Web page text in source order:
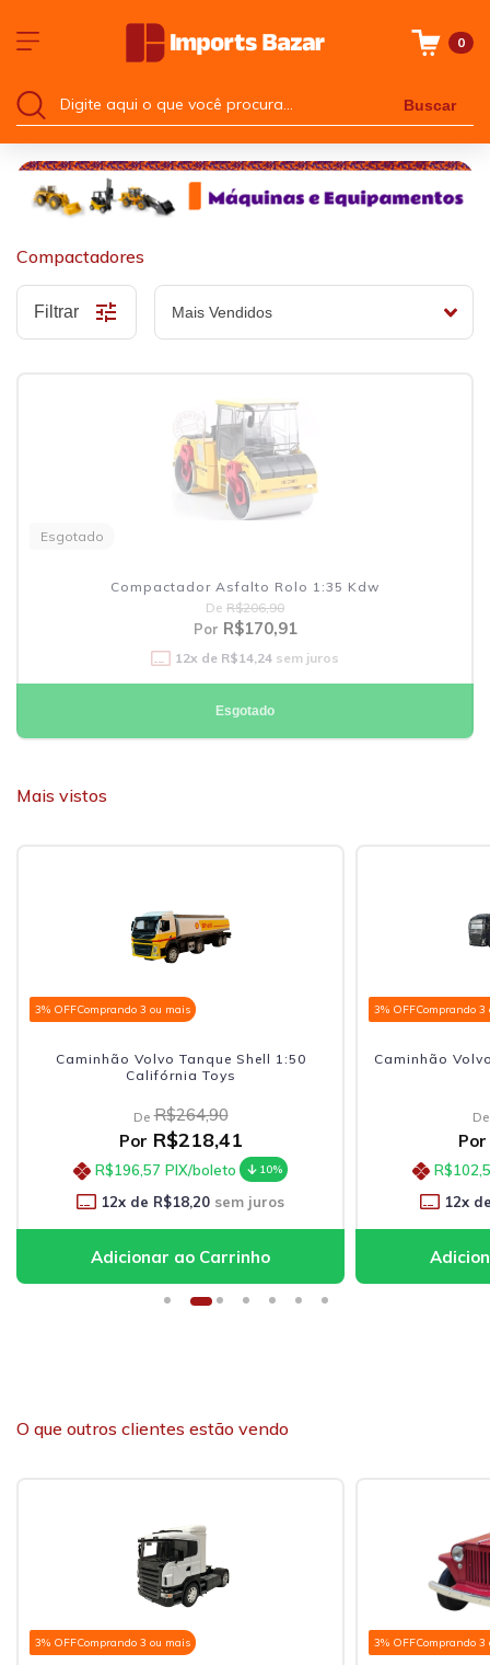
0
Buscar
Compactadores
Filtrar
Esgotado
Compactador Asfalto Rolo 1:35 Kdw
De R$206,90
Por R$170,91
12x de R$14,24 sem juros
Esgotado
Mais vistos
3% OFFComprando 3 ou mais
Caminhão Volvo Tanque Shell 1:50
Califórnia Toys
De R$264,90
Por R$218,41
R$196,57 PIX/boleto 10%
12x de R$18,20 sem juros
3% OFFComprando 3
Caminhão
De
Por
12x
O que outros clientes estão vendo
3% OFFComprando 3 ou mais 3% OFFComprando 3